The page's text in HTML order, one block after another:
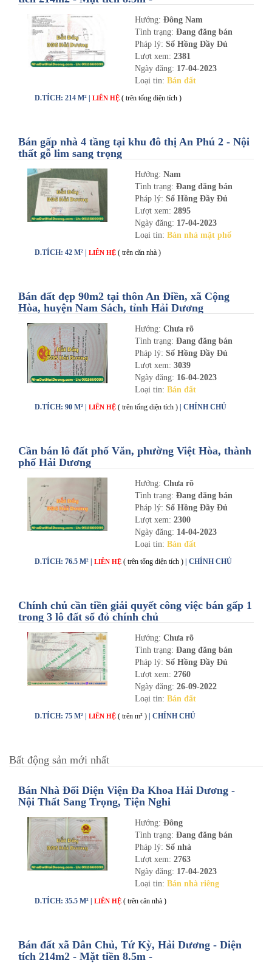
Hướng: Đông Nam
Tình trạng: Đang đăng bán
Pháp lý: Sổ Hồng Đầy Đủ
Lượt xem: 2381
Ngày đăng: 17-04-2023
Loại tin: Bán đất
D.TÍCH: 214 M² | LIÊN HỆ ( trên tổng diện tích )
Bán gấp nhà 4 tầng tại khu đô thị An Phú 2 - Nội
thất gỗ lim sang trọng
Hướng: Nam
Tình trạng: Đang đăng bán
Pháp lý: Sổ Hồng Đầy Đủ
Lượt xem: 2895
Ngày đăng: 17-04-2023
Loại tin: Bán nhà mặt phố
D.TÍCH: 42 M² | LIÊN HỆ ( trên căn nhà )
Bán đất đẹp 90m2 tại thôn An Điền, xã Cộng
Hòa, huyện Nam Sách, tỉnh Hải Dương
Hướng: Chưa rõ
Tình trạng: Đang đăng bán
Pháp lý: Sổ Hồng Đầy Đủ
Lượt xem: 3039
Ngày đăng: 16-04-2023
Loại tin: Bán đất
D.TÍCH: 90 M² | LIÊN HỆ ( trên tổng diện tích ) | CHÍNH CHỦ
Cần bán lô đất phố Văn, phường Việt Hòa, thành
phố Hải Dương
Hướng: Chưa rõ
Tình trạng: Đang đăng bán
Pháp lý: Sổ Hồng Đầy Đủ
Lượt xem: 2300
Ngày đăng: 14-04-2023
Loại tin: Bán đất
D.TÍCH: 76.5 M² | LIÊN HỆ ( trên tổng diện tích ) | CHÍNH CHỦ
Chính chủ cần tiền giải quyết công việc bán gấp 1
trong 3 lô đất sổ đỏ chính chủ
Hướng: Chưa rõ
Tình trạng: Đang đăng bán
Pháp lý: Sổ Hồng Đầy Đủ
Lượt xem: 2760
Ngày đăng: 26-09-2022
Loại tin: Bán đất
D.TÍCH: 75 M² | LIÊN HỆ ( trên m² ) | CHÍNH CHỦ
Bất động sản mới nhất
Bán Nhà Đối Diện Viện Đa Khoa Hải Dương -
Nội Thất Sang Trọng, Tiện Nghi
Hướng: Đông
Tình trạng: Đang đăng bán
Pháp lý: Sổ nhà
Lượt xem: 2763
Ngày đăng: 17-04-2023
Loại tin: Bán nhà riêng
D.TÍCH: 35.5 M² | LIÊN HỆ ( trên căn nhà )
Bán đất xã Dân Chủ, Tứ Kỳ, Hải Dương - Diện
tích 214m2 - Mặt tiền 8.5m -